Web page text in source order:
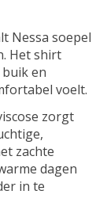
Nessa soepel
Het shirt
en
voelt.
zorgt
zachte
dagen
in te